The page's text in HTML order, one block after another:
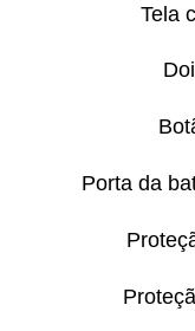
Tela
Porta da